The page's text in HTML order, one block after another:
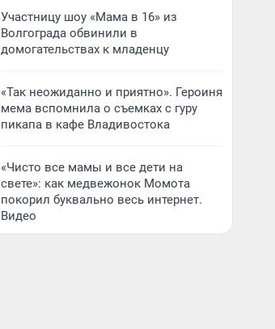
Участницу шоу «Мама в 16» из
Волгограда обвинили в
домогательствах к младенцу
«Так неожиданно и приятно». Героиня
мема вспомнила о съемках с гуру
пикапа в кафе Владивостока
«Чисто все мамы и все дети на
свете»: как медвежонок Момота
покорил буквально весь интернет.
Видео